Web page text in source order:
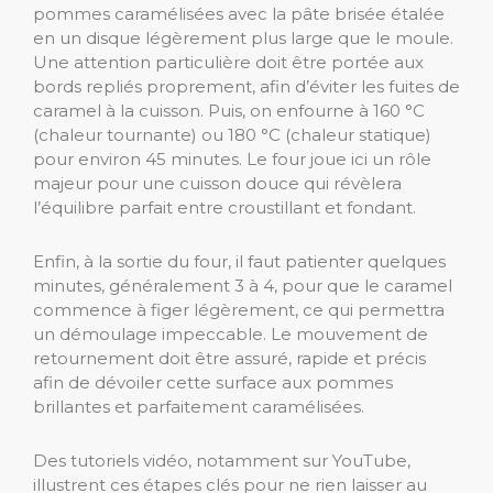
pommes caramélisées avec la pâte brisée étalée
en un disque légèrement plus large que le moule.
Une attention particulière doit être portée aux
bords repliés proprement, afin d’éviter les fuites de
caramel à la cuisson. Puis, on enfourne à 160 °C
(chaleur tournante) ou 180 °C (chaleur statique)
pour environ 45 minutes. Le four joue ici un rôle
majeur pour une cuisson douce qui révèlera
l’équilibre parfait entre croustillant et fondant.
Enfin, à la sortie du four, il faut patienter quelques
minutes, généralement 3 à 4, pour que le caramel
commence à figer légèrement, ce qui permettra
un démoulage impeccable. Le mouvement de
retournement doit être assuré, rapide et précis
afin de dévoiler cette surface aux pommes
brillantes et parfaitement caramélisées.
Des tutoriels vidéo, notamment sur YouTube,
illustrent ces étapes clés pour ne rien laisser au